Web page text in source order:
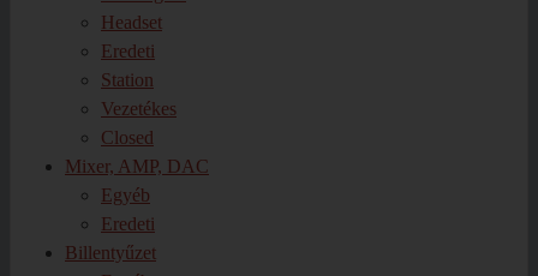
Headset
Eredeti
Station
Vezetékes
Closed
Mixer, AMP, DAC
Egyéb
Eredeti
Billentyűzet